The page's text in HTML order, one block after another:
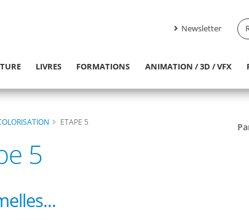
Newsletter
LIVRES FORMATIONS ANIMATION / 3D / VFX
ETAPE 5
5